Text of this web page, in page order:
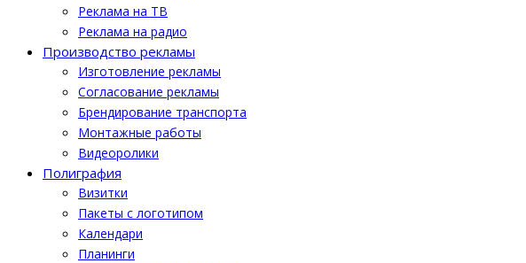
Реклама на ТВ
Реклама на радио
Производство рекламы
Изготовление рекламы
Cогласование рекламы
Брендирование транспорта
Монтажные работы
Видеоролики
Полиграфия
Визитки
Пакеты с логотипом
Календари
Планинги